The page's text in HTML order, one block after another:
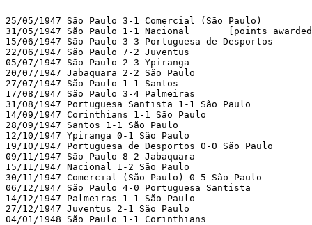
25/05/1947 São Paulo 3-1 Comercial (São Paulo)
31/05/1947 São Paulo 1-1 Nacional	[points awarded to São Paulo]
15/06/1947 São Paulo 3-3 Portuguesa de Desportos
22/06/1947 São Paulo 7-2 Juventus
05/07/1947 São Paulo 2-3 Ypiranga
20/07/1947 Jabaquara 2-2 São Paulo
27/07/1947 São Paulo 1-1 Santos
17/08/1947 São Paulo 3-4 Palmeiras
31/08/1947 Portuguesa Santista 1-1 São Paulo
14/09/1947 Corinthians 1-1 São Paulo
28/09/1947 Santos 1-1 São Paulo
12/10/1947 Ypiranga 0-1 São Paulo
19/10/1947 Portuguesa de Desportos 0-0 São Paulo
09/11/1947 São Paulo 8-2 Jabaquara
15/11/1947 Nacional 1-2 São Paulo
30/11/1947 Comercial (São Paulo) 0-5 São Paulo
06/12/1947 São Paulo 4-0 Portuguesa Santista
14/12/1947 Palmeiras 1-1 São Paulo
27/12/1947 Juventus 2-1 São Paulo
04/01/1948 São Paulo 1-1 Corinthians